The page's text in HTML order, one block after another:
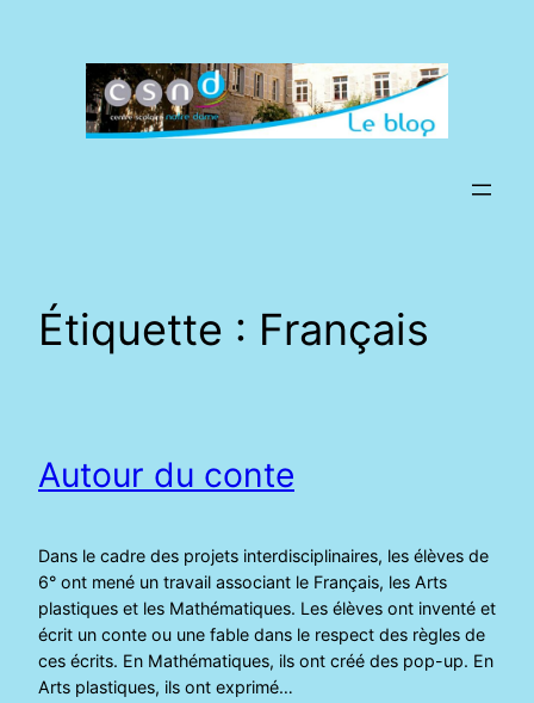
Étiquette : Français
Autour du conte
Dans le cadre des projets interdisciplinaires, les élèves de
6° ont mené un travail associant le Français, les Arts
plastiques et les Mathématiques. Les élèves ont inventé et
écrit un conte ou une fable dans le respect des règles de
ces écrits. En Mathématiques, ils ont créé des pop-up. En
Arts plastiques, ils ont exprimé…